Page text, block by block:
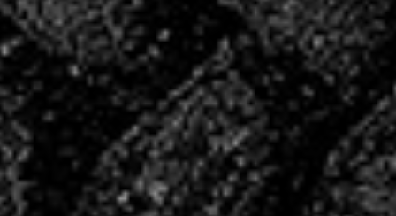
CONVOCATIONS
DU WE!
CONVOCATIONS